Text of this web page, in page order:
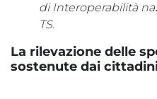
di Interoperabilità
TS.
La rilevazione delle
sostenute dai